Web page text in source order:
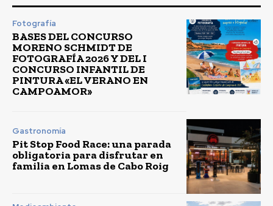
Fotografía
BASES DEL CONCURSO
MORENO SCHMIDT DE
FOTOGRAFÍA 2026 Y DEL I
CONCURSO INFANTIL DE
PINTURA «EL VERANO EN
CAMPOAMOR»
Gastronomía
Pit Stop Food Race: una parada
obligatoria para disfrutar en
familia en Lomas de Cabo Roig